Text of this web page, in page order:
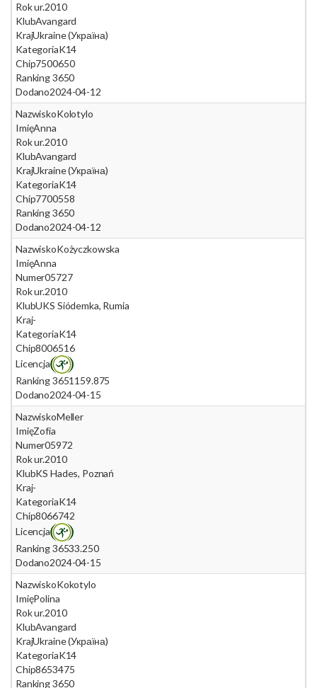
Rok ur.2010
KlubAvangard
KrajUkraine (Україна)
KategoriaK14
Chip7500650
Ranking 3650
Dodano2024-04-12
NazwiskoKolotylo
ImięAnna
Rok ur.2010
KlubAvangard
KrajUkraine (Україна)
KategoriaK14
Chip7700558
Ranking 3650
Dodano2024-04-12
NazwiskoKożyczkowska
ImięAnna
Numer05727
Rok ur.2010
KlubUKS Siódemka, Rumia
Kraj-
KategoriaK14
Chip8006516
Licencja
Ranking 3651159.875
Dodano2024-04-15
NazwiskoMeller
ImięZofia
Numer05972
Rok ur.2010
KlubKS Hades, Poznań
Kraj-
KategoriaK14
Chip8066742
Licencja
Ranking 36533.250
Dodano2024-04-15
NazwiskoKokotylo
ImięPolina
Rok ur.2010
KlubAvangard
KrajUkraine (Україна)
KategoriaK14
Chip8653475
Ranking 3650